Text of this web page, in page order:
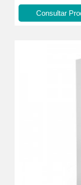
Consultar